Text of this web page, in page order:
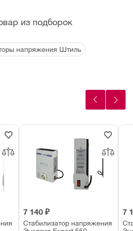
из подборок
напряжения Штиль
7 140 ₽
Стабилизатор напряжения
7